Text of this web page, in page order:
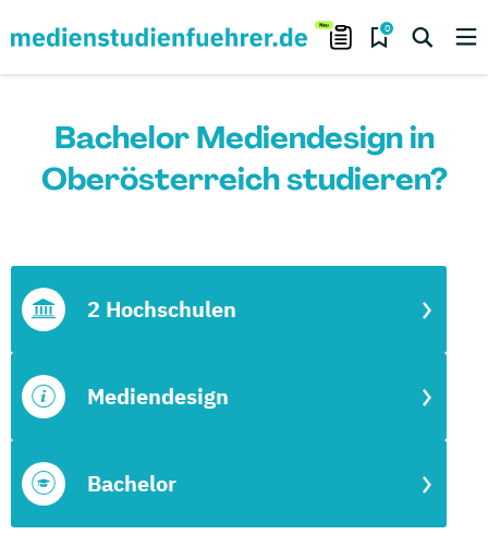
0
Bachelor Mediendesign in
Oberösterreich studieren?
Bachelor
Mediendesign
2 Hochschulen